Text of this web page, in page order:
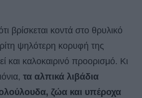
βρίσκεται κοντά στο θρυλικό
ψηλότερη κορυφή της
και καλοκαιρινό προορισμό. Κι
τα αλπικά λιβάδια
ζώα και υπέροχα